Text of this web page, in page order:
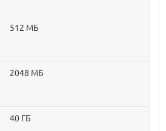
512 МБ
2048 МБ
40 ГБ